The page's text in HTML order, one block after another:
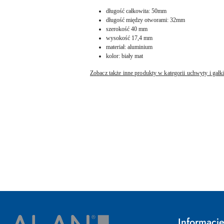
długość całkowita: 50mm
długość między otworami: 32mm
szerokość 40 mm
wysokość 17,4 mm
materiał: aluminium
kolor: biały mat
Zobacz także inne produkty w kategorii uchwyty i